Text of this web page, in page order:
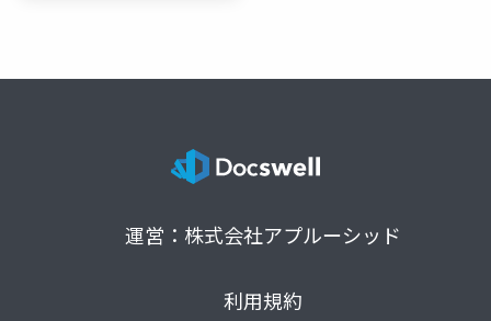
運営：株式会社アプルーシッド
利用規約